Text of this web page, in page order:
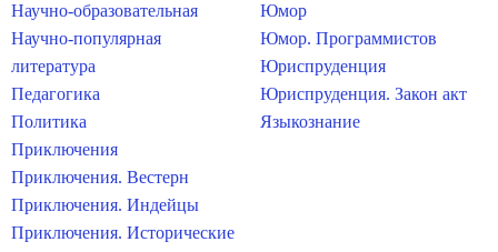
Научно-образовательная
Научно-популярная
литература
Педагогика
Политика
Приключения
Приключения. Вестерн
Приключения. Индейцы
Приключения. Исторические
Юмор
Юмор. Программистов
Юриспруденция
Юриспруденция. Закон акт
Языкознание